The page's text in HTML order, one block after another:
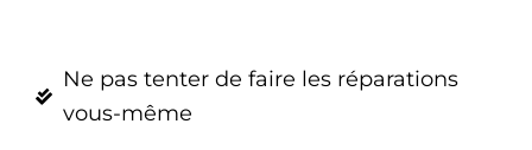
Ne pas tenter de faire les réparations
vous-même